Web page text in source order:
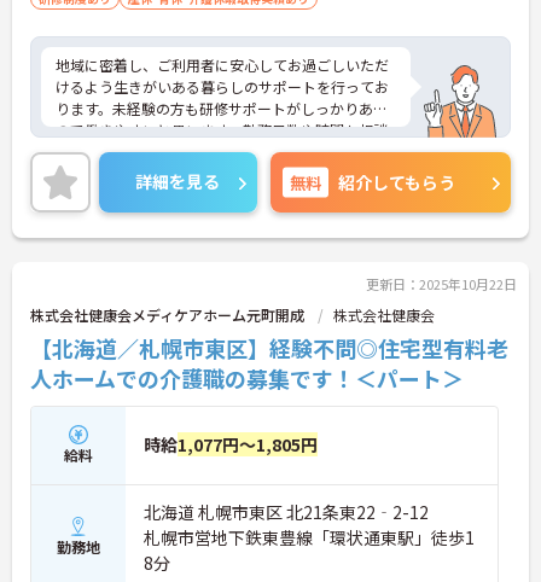
地域に密着し、ご利用者に安心してお過ごしいただ
けるよう生きがいある暮らしのサポートを行ってお
ります。未経験の方も研修サポートがしっかりある
ので働きやすいと思います。勤務日数や時間も相談
でき、残業も少ないので家庭との両立がしやすい環
境になっております。ご興味のある方には、面接対
策ポイントなど、さらに詳細をお話しいたしますの
でお気軽にご相談ください！
詳細を見る 無料 紹介してもらう
更新日：2025年10月22日
株式会社健康会メディケアホーム元町開成 株式会社健康会
【北海道／札幌市東区】経験不問◎住宅型有料老
人ホームでの介護職の募集です！＜パート＞
給料 時給1,077円～1,805円
勤務地
北海道 札幌市東区 北21条東22‐2-12
札幌市営地下鉄東豊線「環状通東駅」徒歩1
8分